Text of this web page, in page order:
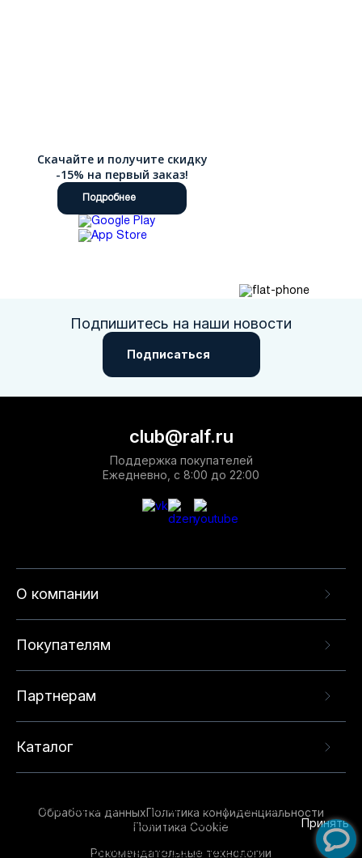
Скачайте и получите скидку
-15% на первый заказ!
Подробнее
Подпишитесь на наши новости
Подписаться
О компании
Покупателям
Партнерам
Каталог
club@ralf.ru
Поддержка покупателей
Ежедневно, с 8:00 до 22:00
Обработка данныхПолитика конфиденциальности
Политика Cookie
Рекомендательные технологии
опыта на нашем сайте. Продолжая использовать
данный сайт, вы соглашаетесь с использованием
технологий. Для получения дополнительной
Принять